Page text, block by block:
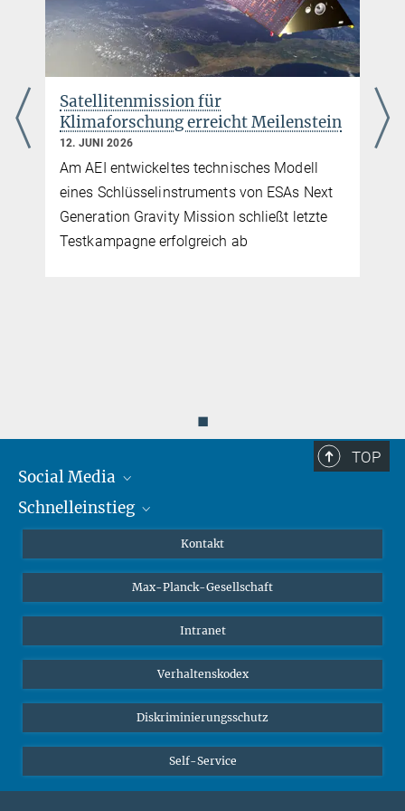
werden Sie dorthin weitergeleitet.
COSPAR 2020 Awards - Zeldovich Medal - Vitali
Arbeitsgruppe „Interferometrie im Weltraum“
Zeldovich-Medaille
Informationen auf der COSPAR-Homepage
43. COSPAR-Generalversammlung
online und in Sidney
QuantumFrontiers
Satellitenmission für
Klimaforschung erreicht Meilenstein
12. JUNI 2026
Am AEI entwickeltes technisches Modell
eines Schlüsselinstruments von ESAs Next
Generation Gravity Mission schließt letzte
Testkampagne erfolgreich ab
◼
TOP
Social Media
Mastodon
Schnelleinstieg
Studierende
Schüler*innen
Öffentlichkeit
Alumnae | Alumni
Kontakt
Max-Planck-Gesellschaft
Intranet
Verhaltenskodex
Diskriminierungsschutz
Self-Service